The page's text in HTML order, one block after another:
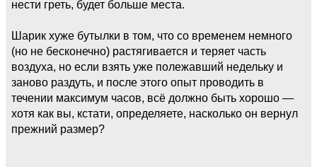
нести греть, будет больше места.
Шарик хуже бутылки в том, что со временем немного
(но не бесконечно) растягивается и теряет часть
воздуха, но если взять уже полежавший недельку и
заново раздуть, и после этого опыт проводить в
течении максимум часов, всё должно быть хорошо —
хотя как вы, кстати, определяете, насколько он вернул
прежний размер?